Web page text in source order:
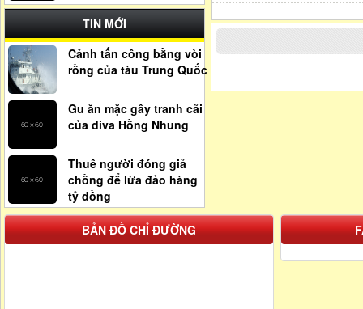
TIN MỚI
Cảnh tấn công bằng vòi
rồng của tàu Trung Quốc
Gu ăn mặc gây tranh cãi
của diva Hồng Nhung
Thuê người đóng giả
chồng để lừa đảo hàng
tỷ đồng
BẢN ĐỒ CHỈ ĐƯỜNG